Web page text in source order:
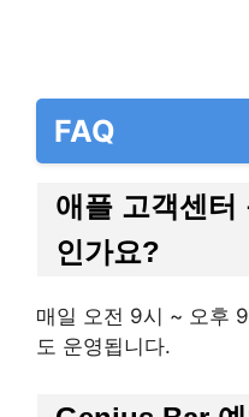
FAQ
애플 고객센터
인가요?
매일 오전 9시 ~ 오후
도 운영됩니다.